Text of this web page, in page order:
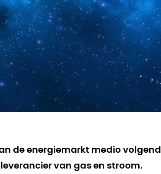
de energiemarkt medio volgend
van gas en stroom.